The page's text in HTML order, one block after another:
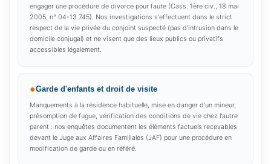
engager une procédure de divorce pour faute (Cass. 1ère civ., 18 mai
2005, n° 04-13.745). Nos investigations s'effectuent dans le strict
respect de la vie privée du conjoint suspecté (pas d'intrusion dans le
domicile conjugal) et ne visent que des lieux publics ou privatifs
accessibles légalement.
Garde d'enfants et droit de visite
Manquements à la résidence habituelle, mise en danger d'un mineur,
présomption de fugue, vérification des conditions de vie chez l'autre
parent : nos enquêtes documentent les éléments factuels recevables
devant le Juge aux Affaires Familiales (JAF) pour une procédure en
modification de garde ou en référé.